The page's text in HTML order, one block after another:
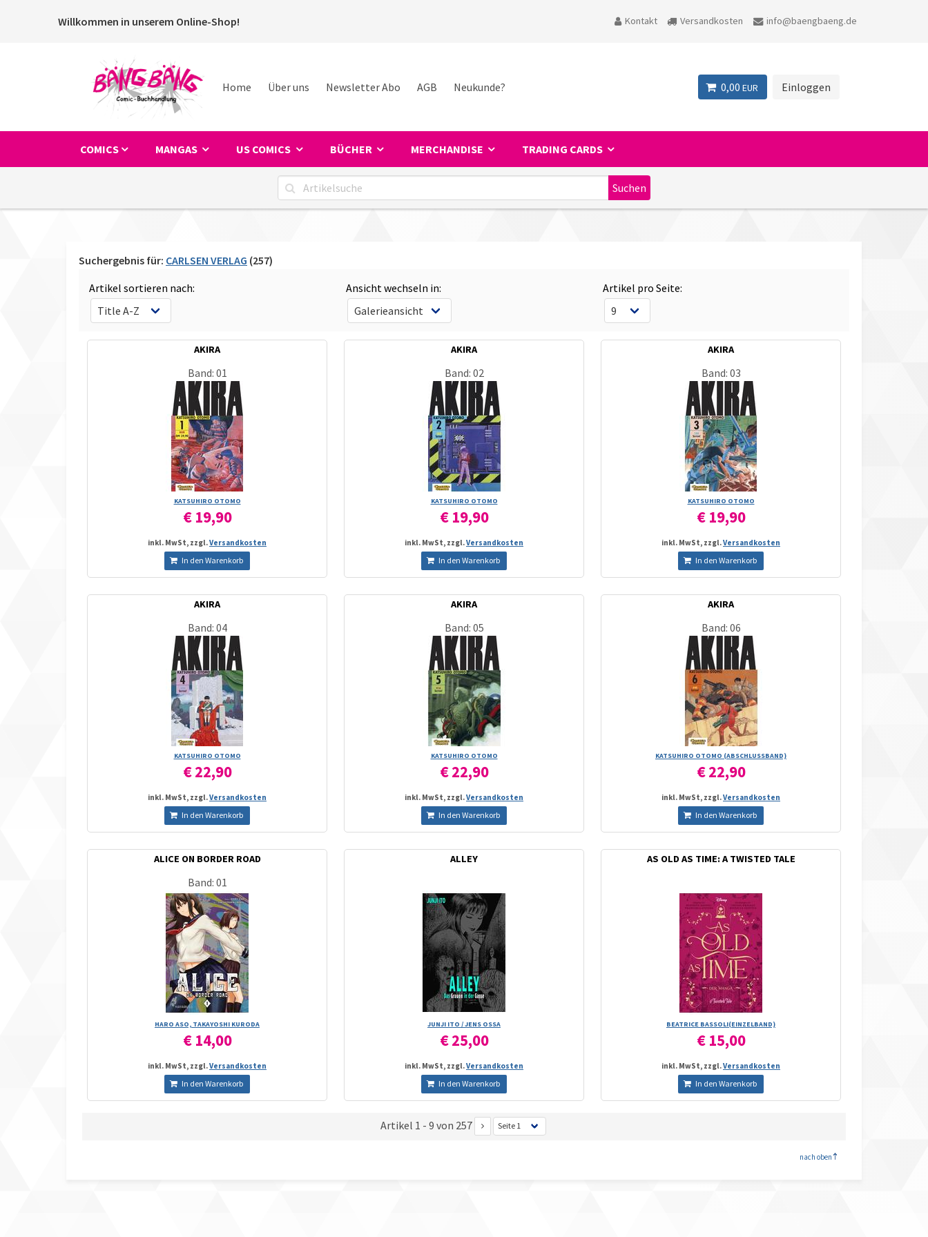
Willkommen in unserem Online-Shop! Kontakt Versandkosten info@baengbaeng.de
Home Über uns Newsletter Abo AGB Neukunde? 0,00 EUR Einloggen
COMICS MANGAS US COMICS BÜCHER MERCHANDISE TRADING CARDS
Suchergebnis für: CARLSEN VERLAG (257)
Artikel sortieren nach:
Ansicht wechseln in: Artikel pro Seite:
AKIRA
Band: 01
KATSUHIRO OTOMO
€ 19,90
inkl. MwSt, zzgl.Versandkosten
In den Warenkorb
AKIRA
Band: 02
KATSUHIRO OTOMO
€ 19,90
inkl. MwSt, zzgl.Versandkosten
In den Warenkorb
AKIRA
Band: 03
KATSUHIRO OTOMO
€ 19,90
inkl. MwSt, zzgl.Versandkosten
In den Warenkorb
AKIRA
Band: 04
KATSUHIRO OTOMO
€ 22,90
inkl. MwSt, zzgl.Versandkosten
In den Warenkorb
AKIRA
Band: 05
KATSUHIRO OTOMO
€ 22,90
inkl. MwSt, zzgl.Versandkosten
In den Warenkorb
AKIRA
Band: 06
KATSUHIRO OTOMO (ABSCHLUSSBAND)
€ 22,90
inkl. MwSt, zzgl.Versandkosten
In den Warenkorb
ALICE ON BORDER ROAD
Band: 01
HARO ASO, TAKAYOSHI KURODA
€ 14,00
inkl. MwSt, zzgl.Versandkosten
In den Warenkorb
ALLEY
JUNJI ITO /­ JENS OSSA
€ 25,00
inkl. MwSt, zzgl.Versandkosten
In den Warenkorb
AS OLD AS TIME: A TWISTED TALE
BEATRICE BASSOLI(EINZELBAND)
€ 15,00
inkl. MwSt, zzgl.Versandkosten
In den Warenkorb
Artikel 1 - 9 von 257
nach oben